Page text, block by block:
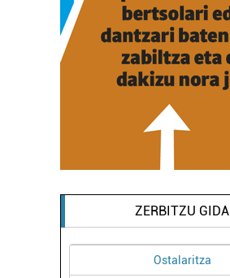
ZERBITZU GIDA
Ostalaritza